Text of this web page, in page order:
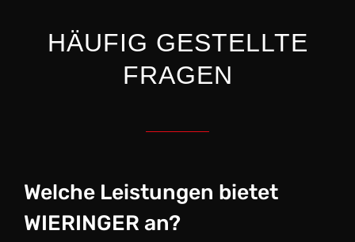
HÄUFIG GESTELLTE
FRAGEN
Welche Leistungen bietet
WIERINGER an?